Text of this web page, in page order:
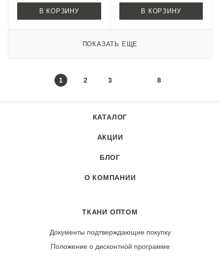
В КОРЗИНУ В КОРЗИНУ
ПОКАЗАТЬ ЕЩЕ
1 2 3 8
КАТАЛОГ
АКЦИИ
БЛОГ
О КОМПАНИИ
ТКАНИ ОПТОМ
Документы подтверждающие покупку
Положение о дисконтной программе